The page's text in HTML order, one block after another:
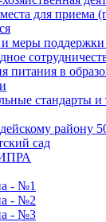
для приема
меры
питания в
стандарты и
району
сад
- №1
- №2
- №3